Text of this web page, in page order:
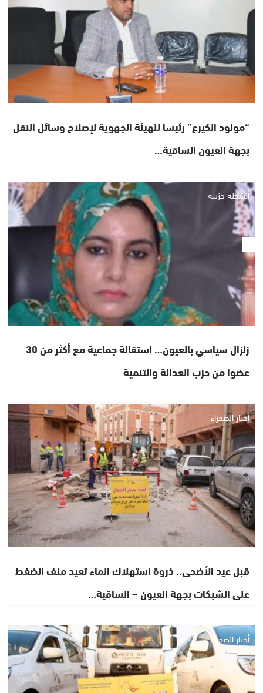
“مولود الكيرع” رئيساً للهيئة الجهوية لإصلاح وسائل النقل
بجهة العيون الساقية…
أنشطة حزبية
زلزال سياسي بالعيون… استقالة جماعية مع أكثر من 30
عضوا من حزب العدالة والتنمية
أخبار الصحراء
قبل عيد الأضحى.. ذروة استهلاك الماء تعيد ملف الضغط
على الشبكات بجهة العيون – الساقية…
أخبار الصحراء